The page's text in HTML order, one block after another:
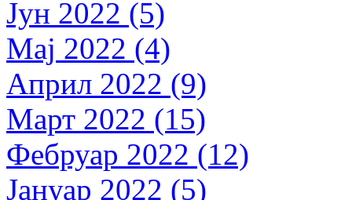
Јун 2022 (5)
Мај 2022 (4)
Април 2022 (9)
Март 2022 (15)
Фебруар 2022 (12)
Јануар 2022 (5)